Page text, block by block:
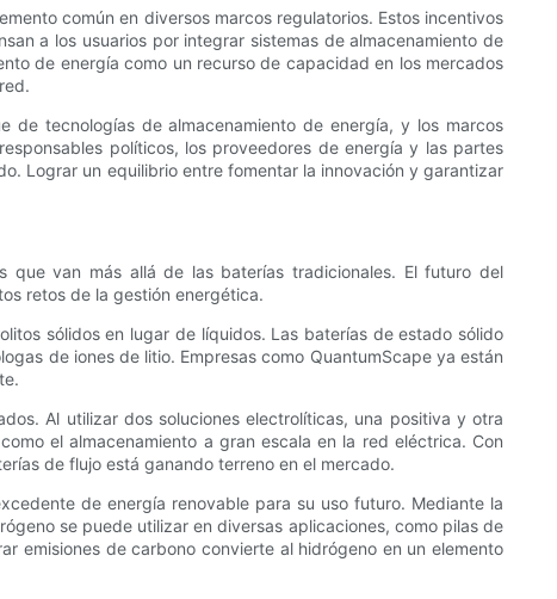
común en diversos marcos regulatorios. Estos incentivos
a los usuarios por integrar sistemas de almacenamiento de
de energía como un recurso de capacidad en los mercados
de tecnologías de almacenamiento de energía, y los marcos
políticos, los proveedores de energía y las partes
Lograr un equilibrio entre fomentar la innovación y garantizar
que van más allá de las baterías tradicionales. El futuro del
retos de la gestión energética.
sólidos en lugar de líquidos. Las baterías de estado sólido
de iones de litio. Empresas como QuantumScape ya están
Al utilizar dos soluciones electrolíticas, una positiva y otra
el almacenamiento a gran escala en la red eléctrica. Con
de flujo está ganando terreno en el mercado.
de energía renovable para su uso futuro. Mediante la
se puede utilizar en diversas aplicaciones, como pilas de
emisiones de carbono convierte al hidrógeno en un elemento